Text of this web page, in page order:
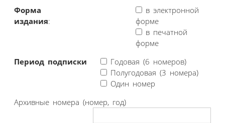
Форма
издания:
в электронной
форме
в печатной
форме
Период подписки
Годовая (6 номеров)
Полугодовая (3 номера)
Один номер
Архивные номера (номер, год)